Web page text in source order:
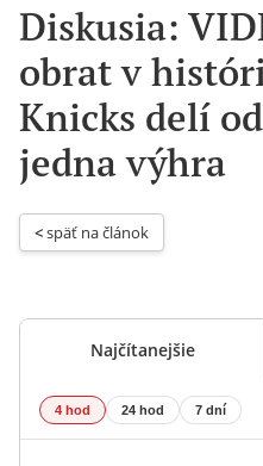
Diskusia:
obrat v
Knicks delí
jedna výhra
< späť na článok
Najčítanejšie
4 hod 24 hod 7 dní